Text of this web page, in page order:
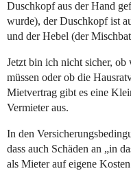
Duschkopf aus der Hand
wurde), der Duschkopf ist
und der Hebel (der
Jetzt bin ich nicht sicher, ob
müssen oder ob die
Mietvertrag gibt es eine
Vermieter aus.
In den
dass auch Schäden an „in
als Mieter auf eigene